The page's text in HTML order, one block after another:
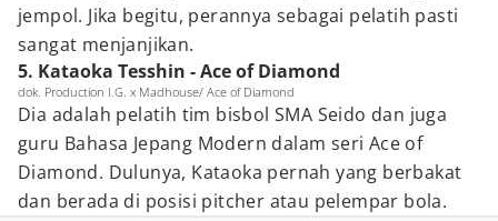
jempol. Jika begitu, perannya sebagai pelatih pasti
sangat menjanjikan.
5. Kataoka Tesshin - Ace of Diamond
dok. Production I.G. x Madhouse/ Ace of Diamond
Dia adalah pelatih tim bisbol SMA Seido dan juga
guru Bahasa Jepang Modern dalam seri Ace of
Diamond. Dulunya, Kataoka pernah yang berbakat
dan berada di posisi pitcher atau pelempar bola.